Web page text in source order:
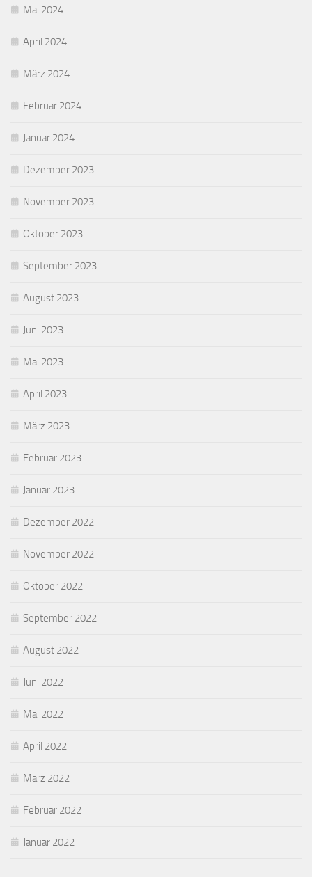
Mai 2024
April 2024
März 2024
Februar 2024
Januar 2024
Dezember 2023
November 2023
Oktober 2023
September 2023
August 2023
Juni 2023
Mai 2023
April 2023
März 2023
Februar 2023
Januar 2023
Dezember 2022
November 2022
Oktober 2022
September 2022
August 2022
Juni 2022
Mai 2022
April 2022
März 2022
Februar 2022
Januar 2022